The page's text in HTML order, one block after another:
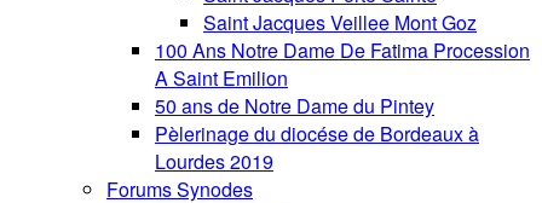
Saint Jacques Veillee Mont Goz
100 Ans Notre Dame De Fatima Procession
A Saint Emilion
50 ans de Notre Dame du Pintey
Pèlerinage du diocése de Bordeaux à
Lourdes 2019
Forums Synodes